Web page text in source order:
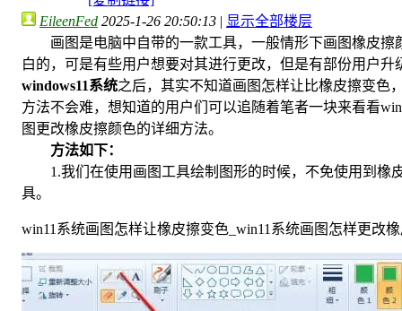
EileenFed 2025-1-26 20:50:13 | 显示全部楼层
画图是电脑中自带的一款工具，一般情形下画图橡皮擦
白的，可是有些用户想要对其进行更改，但是有部份用户升
windows11系统之后，其实不知道画图怎样让比橡皮擦变色
方法不会难，想知道的用户们可以追随着笔者一块来看看
图更改橡皮擦颜色的详细方法。
方法如下：
1.我们在使用画图工具绘制图形的时候，不免使用到橡
具。
win11系统画图怎样让橡皮擦变色_win11系统画图怎样更改